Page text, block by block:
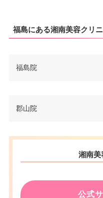
福島にある湘南美容クリ
福島院
電話番号
アクセス JR
郡山院
ア
電話番号
湘南美
公式